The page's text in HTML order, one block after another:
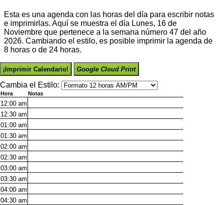
Esta es una agenda con las horas del día para escribir notas
e imprimirlas. Aquí se muestra el día Lunes, 16 de
Noviembre que pertenece a la semana número 47 del año
2026. Cambiando el estilo, es posible imprimir la agenda de
8 horas o de 24 horas.
¡Imprimir Calendario! Google Cloud Print
Cambia el Estilo:
Hora Notas
12:00 am
12:30 am
01:00 am
01:30 am
02:00 am
02:30 am
03:00 am
03:30 am
04:00 am
04:30 am